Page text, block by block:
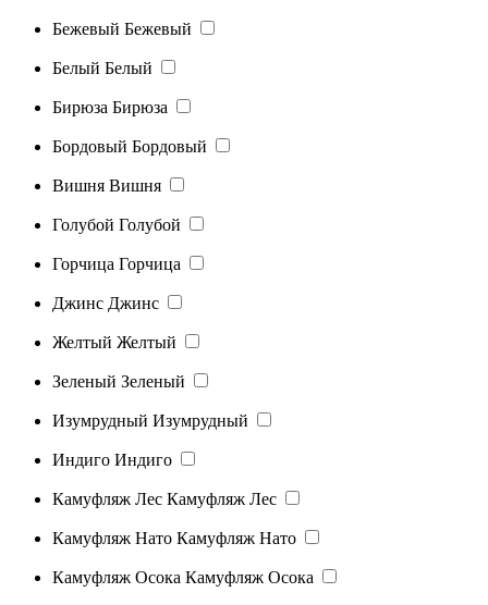
Бежевый Бежевый
Белый Белый
Бирюза Бирюза
Бордовый Бордовый
Вишня Вишня
Голубой Голубой
Горчица Горчица
Джинс Джинс
Желтый Желтый
Зеленый Зеленый
Изумрудный Изумрудный
Индиго Индиго
Камуфляж Лес Камуфляж Лес
Камуфляж Нато Камуфляж Нато
Камуфляж Осока Камуфляж Осока